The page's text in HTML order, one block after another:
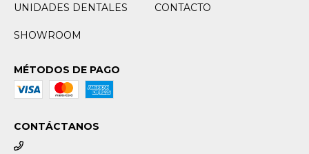
UNIDADES DENTALES CONTACTO
SHOWROOM
MÉTODOS DE PAGO
CONTÁCTANOS